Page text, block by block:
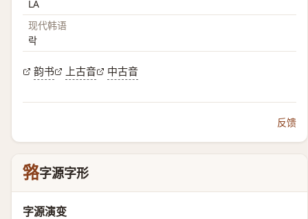
LA
现代韩语
락
韵书 上古音 中古音
反馈
嗠字源字形
字源演变